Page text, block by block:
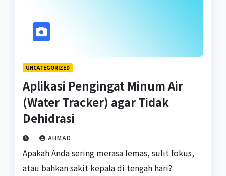
UNCATEGORIZED
Aplikasi Pengingat Minum Air
(Water Tracker) agar Tidak
Dehidrasi
AHMAD
Apakah Anda sering merasa lemas, sulit fokus,
atau bahkan sakit kepala di tengah hari?